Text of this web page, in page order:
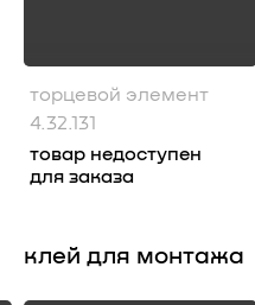
товар недоступен
для заказа
торцевой элемент
4.32.131
клей для монтажа